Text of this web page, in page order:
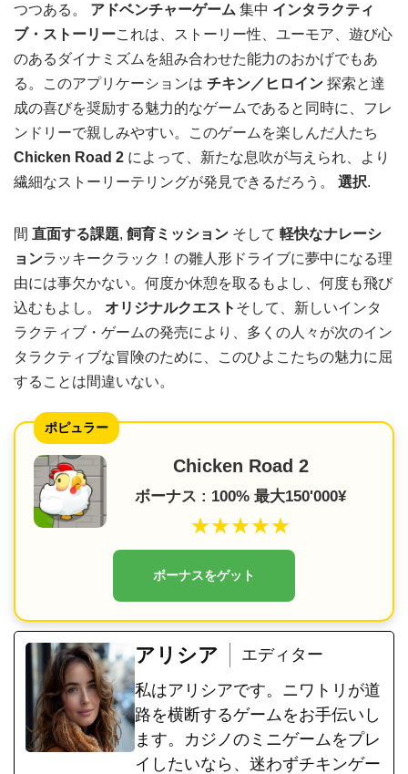
つつある。 アドベンチャーゲーム 集中 インタラクティ
ブ・ストーリーこれは、ストーリー性、ユーモア、遊び心
のあるダイナミズムを組み合わせた能力のおかげでもあ
る。このアプリケーションは チキン／ヒロイン 探索と達
成の喜びを奨励する魅力的なゲームであると同時に、フレ
ンドリーで親しみやすい。このゲームを楽しんだ人たち
Chicken Road 2 によって、新たな息吹が与えられ、より
繊細なストーリーテリングが発見できるだろう。 選択.
間 直面する課題, 飼育ミッション そして 軽快なナレーシ
ョンラッキークラック！の雛人形ドライブに夢中になる理
由には事欠かない。何度か休憩を取るもよし、何度も飛び
込むもよし。 オリジナルクエスト そして、新しいインタ
ラクティブ・ゲームの発売により、多くの人々が次のイン
タラクティブな冒険のために、このひよこたちの魅力に屈
することは間違いない。
ポピュラー
Chicken Road 2
ボーナス : 100% 最大150'000¥
★★★★★
ボーナスをゲット
アリシア
エディター
私はアリシアです。ニワトリが道
路を横断するゲームをお手伝いし
ます。カジノのミニゲームをプレ
イしたいなら、迷わずチキンゲー